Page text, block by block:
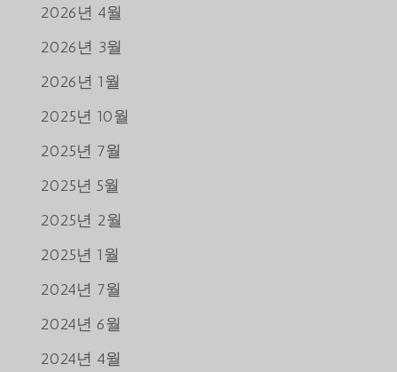
2026년 4월
2026년 3월
2026년 1월
2025년 10월
2025년 7월
2025년 5월
2025년 2월
2025년 1월
2024년 7월
2024년 6월
2024년 4월